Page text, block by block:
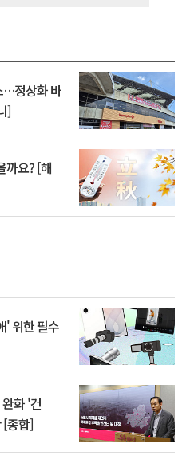
…정상화 바
]
까요? [해
' 위한 필수
화 '건
종합]